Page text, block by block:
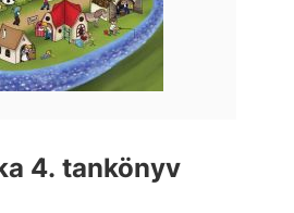
4. tankönyv